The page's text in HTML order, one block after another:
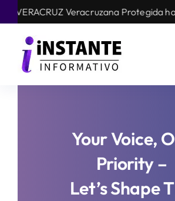
Skip
to
content
Veracruzana Protegida ha brindado
Mundo
Your Voice,
Priority –
Let’s Shape